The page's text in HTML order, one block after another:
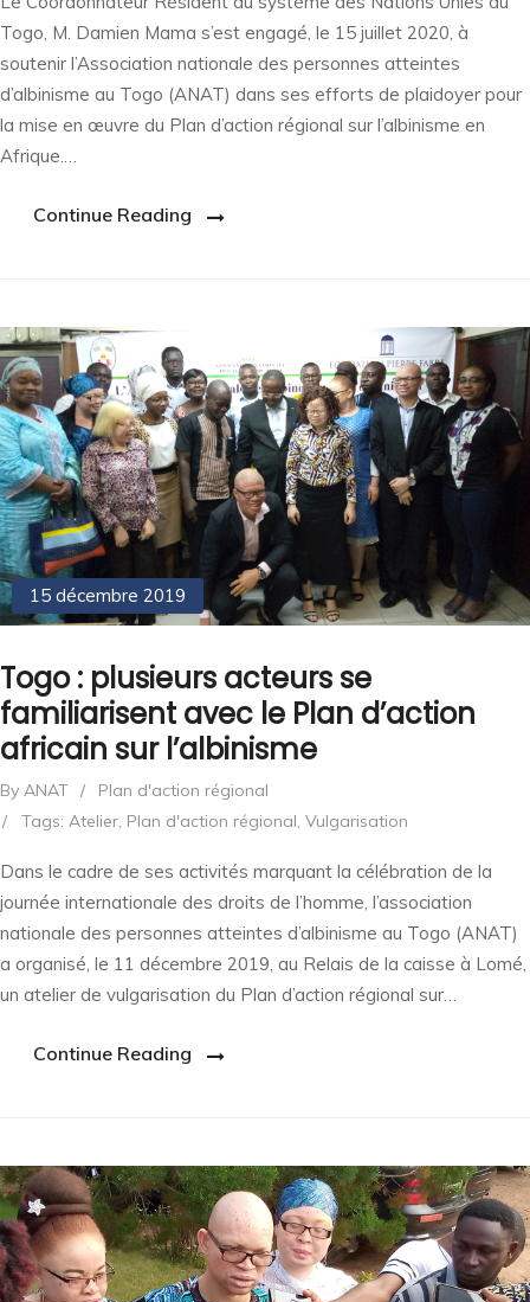
Togo, M. Damien Mama s’est engagé, le 15 juillet 2020, à
soutenir l’Association nationale des personnes atteintes
d’albinisme au Togo (ANAT) dans ses efforts de plaidoyer pour
la mise en œuvre du Plan d’action régional sur l’albinisme en
Afrique.…
Continue Reading
15 décembre 2019
Togo : plusieurs acteurs se
familiarisent avec le Plan d’action
africain sur l’albinisme
By ANAT /
Plan d'action régional
/
Tags: Atelier, Plan d'action régional, Vulgarisation
Dans le cadre de ses activités marquant la célébration de la
journée internationale des droits de l’homme, l’association
nationale des personnes atteintes d’albinisme au Togo (ANAT)
a organisé, le 11 décembre 2019, au Relais de la caisse à Lomé,
un atelier de vulgarisation du Plan d’action régional sur…
Continue Reading